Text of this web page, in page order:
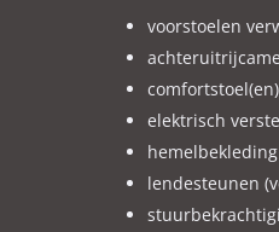
voorstoelen
comfortstoel(en)
elektrisch
lendesteunen